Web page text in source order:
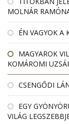
MOLNÁR
ÉN VAGYOK A
MAGYAROK
KOMÁROMI
CSENGŐDI
EGY
VILÁG